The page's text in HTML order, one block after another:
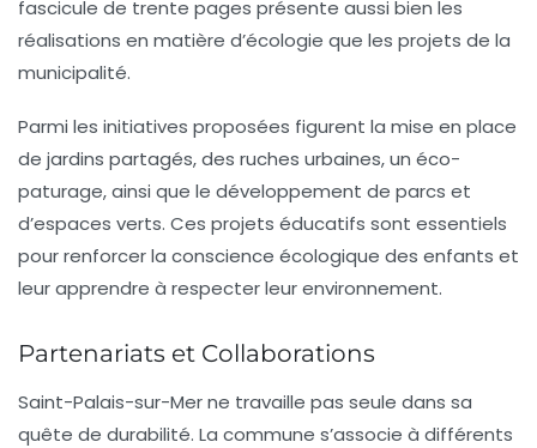
fascicule de trente pages présente aussi bien les
réalisations en matière d’écologie que les projets de la
municipalité.
Parmi les initiatives proposées figurent la mise en place
de jardins partagés, des ruches urbaines, un éco-
paturage, ainsi que le développement de parcs et
d’espaces verts. Ces projets éducatifs sont essentiels
pour renforcer la conscience écologique des enfants et
leur apprendre à respecter leur environnement.
Partenariats et Collaborations
Saint-Palais-sur-Mer ne travaille pas seule dans sa
quête de durabilité. La commune s’associe à différents